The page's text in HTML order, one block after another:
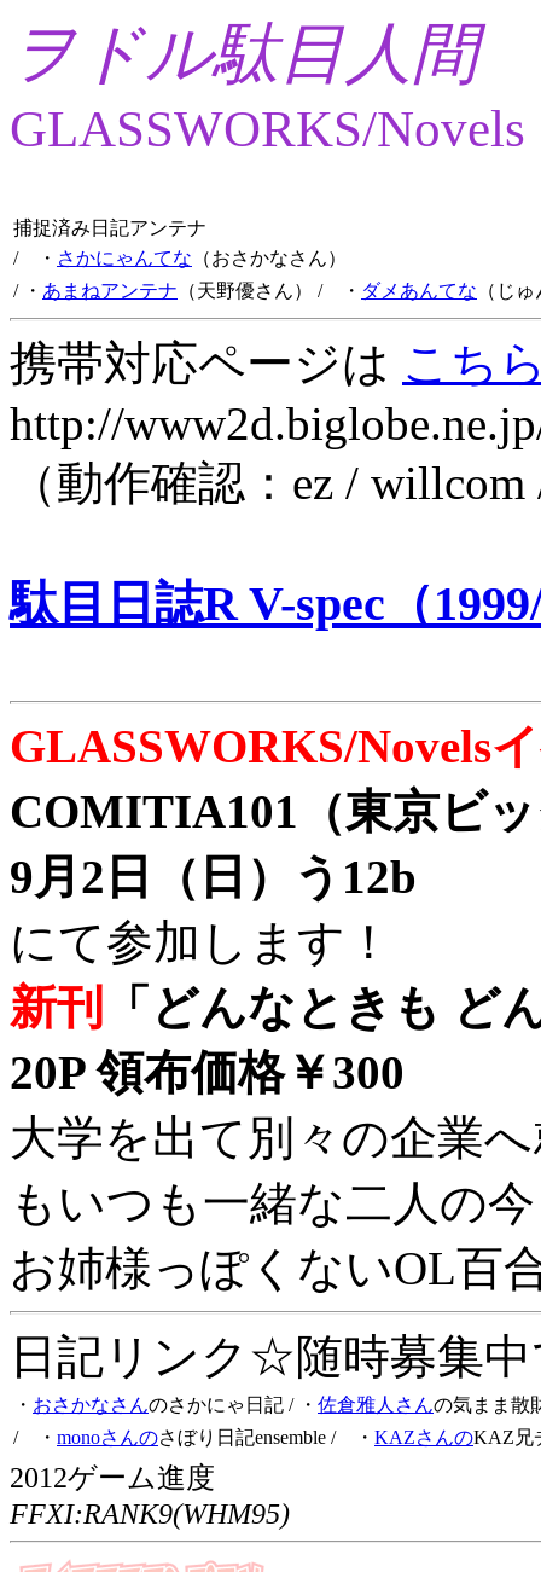
ヲドル駄目人間
GLASSWORKS/Novels
捕捉済み日記アンテナ
/ ・ さかにゃんてな （おさかなさん）
/ ・ あまねアンテナ （天野優さん） / ・ ダメあんてな （じ
携帯対応ページは こち
http://
（動作確認：ez /
駄目日誌R V-spec（
GLASSWORKS/Novels
COMITIA101（東京ビ
9月2日（日）う12b
にて参加します！
新刊
「どんなときも ど
20P 領布価格￥300
大学を出て別々の企業
もいつも一緒な二人の
お姉様っぽくないOL百
日記リンク☆随時募集
・ おさかなさんのさかにゃ日記 / ・ 佐倉雅人さんの気まま散
/ ・ monoさんのさぼり日記ensemble / ・ KAZさんのKAZ兄
2012ゲーム進度
FFXI:RANK9(WHM95)